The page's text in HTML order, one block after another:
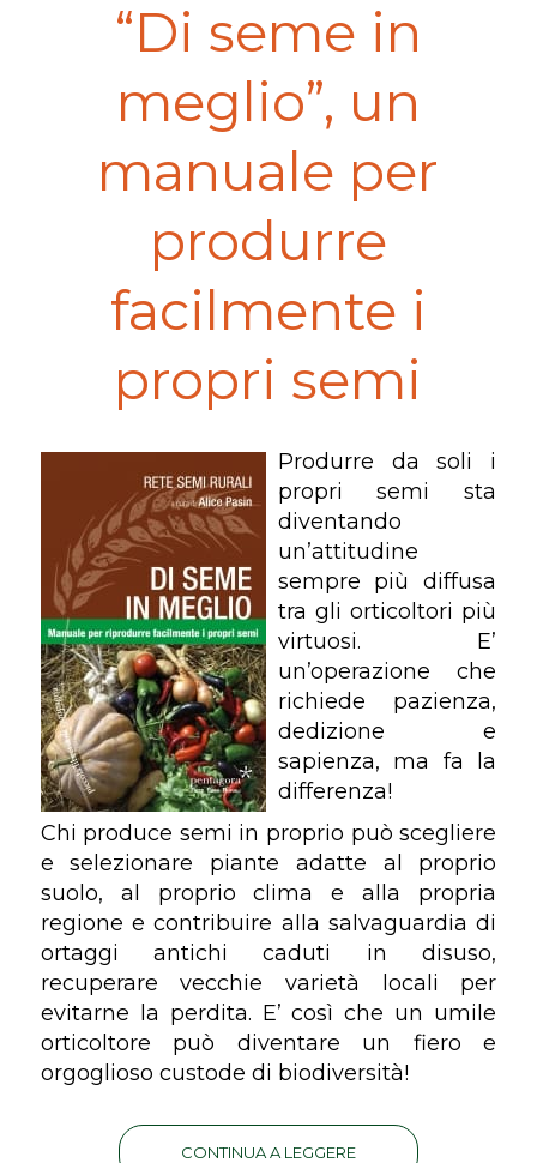
“Di seme in
meglio”, un
manuale per
produrre
facilmente i
propri semi
Produrre da soli i
propri semi sta
diventando
un’attitudine
sempre più diffusa
tra gli orticoltori più
virtuosi. E’
un’operazione che
richiede pazienza,
dedizione e
sapienza, ma fa la
differenza!
Chi produce semi in proprio può scegliere
e selezionare piante adatte al proprio
suolo, al proprio clima e alla propria
regione e contribuire alla salvaguardia di
ortaggi antichi caduti in disuso,
recuperare vecchie varietà locali per
evitarne la perdita. E’ così che un umile
orticoltore può diventare un fiero e
orgoglioso custode di biodiversità!
CONTINUA A LEGGERE